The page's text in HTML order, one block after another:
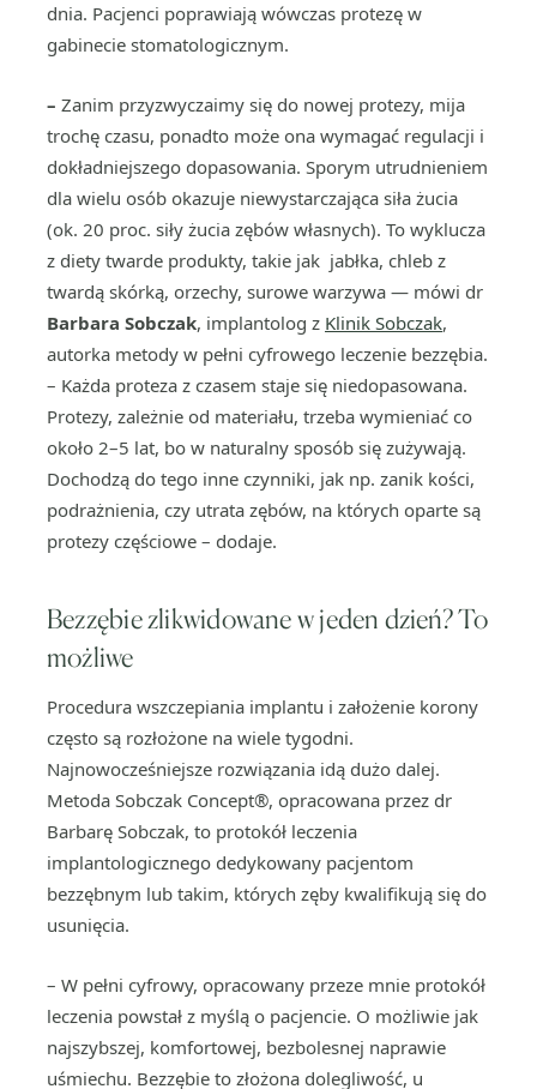
dnia. Pacjenci poprawiają wówczas protezę w
gabinecie stomatologicznym.
– Zanim przyzwyczaimy się do nowej protezy, mija
trochę czasu, ponadto może ona wymagać regulacji i
dokładniejszego dopasowania. Sporym utrudnieniem
dla wielu osób okazuje niewystarczająca siła żucia
(ok. 20 proc. siły żucia zębów własnych). To wyklucza
z diety twarde produkty, takie jak jabłka, chleb z
twardą skórką, orzechy, surowe warzywa — mówi dr
Barbara Sobczak, implantolog z Klinik Sobczak,
autorka metody w pełni cyfrowego leczenie bezzębia.
– Każda proteza z czasem staje się niedopasowana.
Protezy, zależnie od materiału, trzeba wymieniać co
około 2–5 lat, bo w naturalny sposób się zużywają.
Dochodzą do tego inne czynniki, jak np. zanik kości,
podrażnienia, czy utrata zębów, na których oparte są
protezy częściowe – dodaje.
Bezzębie zlikwidowane w jeden dzień? To
możliwe
Procedura wszczepiania implantu i założenie korony
często są rozłożone na wiele tygodni.
Najnowocześniejsze rozwiązania idą dużo dalej.
Metoda Sobczak Concept®, opracowana przez dr
Barbarę Sobczak, to protokół leczenia
implantologicznego dedykowany pacjentom
bezzębnym lub takim, których zęby kwalifikują się do
usunięcia.
– W pełni cyfrowy, opracowany przeze mnie protokół
leczenia powstał z myślą o pacjencie. O możliwie jak
najszybszej, komfortowej, bezbolesnej naprawie
uśmiechu. Bezzębie to złożona dolegliwość, u